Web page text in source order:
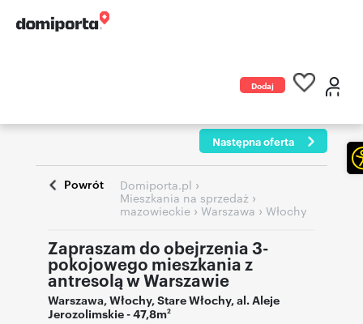
Dodaj
Następna oferta
Powrót Domiporta.pl ›
Mieszkania na sprzedaż ›
mazowieckie › Warszawa › Włochy
Zapraszam do obejrzenia 3-
pokojowego mieszkania z
antresolą w Warszawie
Warszawa,Włochy,Stare Włochy,al. Aleje
Jerozolimskie- 47,8m2